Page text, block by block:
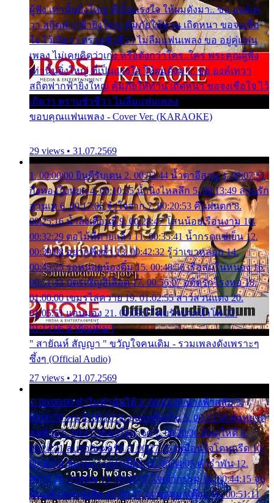
ผู้ฟัง เท่านั้นยิ่งใหญ่ ที่เป็นแรงใจ ให้ผมดังมา.. ขอ องค์เท
วา สถิตฟากฟ้ายิ่งใหญ่ คุ้มภัยให้ท่าน เถิดหนา ขอจงเชื่อ
ใจ ไว้เถิดว่า ตราบชั่วชีวา ไม่ลืมแฟนเพลง ขอ อยู่คู่แฟน
เพลง ไม่เคยคิดว่าเก่ง หรือดังกว่าใคร..ใคร พระคุณผู้ฟัง
เท่านั้นยิ่งใหญ่ ที่เป็นแรงใจ ให้ผมดังมา.. ขอ องค์เทวา
สถิตฟากฟ้ายิ่งใหญ่ คุ้มภัยให้ท่าน เถิดหนา ขอจงเชื่อใจ ไว้
เถิดว่า ตราบชั่วชีวา ไม่ลืมแฟนเพลง
ขอบคุณแฟนเพลง - Cover Ver. (KARAOKE)
29 views • 31.07.2569
1. 00:00:00 ยินดีรับเดน 2. 00:03:44 น้ำตาอีสาน 3. 00:07:51
กิ่งทองใบหยก 4. 00:10:35 น้ำนิ่งไหลลึก 5. 00:13:49 ลานรัก
ลานเท 6. 00:17:06 จำใจจาก 7. 00:20:53 คืนฝนตก 8.
00:25:16 น้ำลงเดือนยี่ 9. 00:28:47 โสนน้อยเรือนงาม 10.
00:32:29 ตอไม้ที่ตายแล้ว 11. 00:35:41 น้ำกรดแช่เย็น 12.
00:39:08 อยากฟังซ้ำ 13. 00:42:32 รู้ว่าเขาหลอก 14.
00:45:25 รอหน่อยน้องติ๋ม 15. 00:48:56 เรือล่มในหนอง 16.
00:51:43 บัตรเชิญสีเลือด 17. 00:56:07 อดีตรักโรงทอ 18.
01:00:00 เขมรไล่ควาย 19. 01:02:55 สาวสวนแตง 20.
01:05:51 แอบมอง 21. 01:09:27 พบรักปากน้ำโพ 22.
01:13:06 สายัณห์เมา
" สายัณห์ สัญญา " ขวัญใจคนเดิม - รวมเพลงดังเพราะๆ
ซึ้งๆ (Official Audio)
27 views • 21.07.2569
1. 00:00:00 ทำไมทำฉันได้ 2. 00:03:20 นางฟ้าสลัม 3.
00:06:50 คน 4. 00:10:36 บุญเหลือเกิน 5. 00:13:58 ฝนหยาด
สุดท้าย 6. 00:17:30 ยาใจยาจก 7. 00:20:30 คิดดูให้ดี 8.
00:24:21 ลบรอยแผลรัก 9. 00:27:35 เหมือนใจโดนกรีด 10.
00:30:54 ขบวนการเปาเปียว 11. 00:34:05 คำรำพัน 12.
00:37:20 ปาหนัน 13. 00:40:37 ใจเจ้ากรรม 14. 00:44:15 จูบ
ฉันแล้วจงตายเสีย 15. 00:47:24 ขอสูมาเต๊อะ 16. 00:51:11